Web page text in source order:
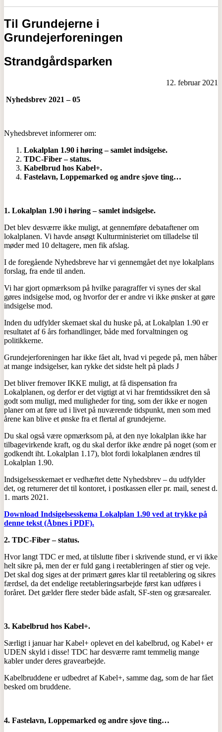
Til Grundejerne i
Grundejerforeningen
Strandgårdsparken
12. februar 2021
Nyhedsbrev 2021 – 05
Nyhedsbrevet informerer om:
Lokalplan 1.90 i høring – samlet indsigelse.
TDC-Fiber – status.
Kabelbrud hos Kabel+.
Fastelavn, Loppemarked og andre sjove ting…
1. Lokalplan 1.90 i høring – samlet indsigelse.
Det blev desværre ikke muligt, at gennemføre debataftener om
lokalplanen. Vi havde ansøgt Kulturministeriet om tilladelse til
møder med 10 deltagere, men fik afslag.
I de foregående Nyhedsbreve har vi gennemgået det nye lokalplans
forslag, fra ende til anden.
Vi har gjort opmærksom på hvilke paragraffer vi synes der skal
gøres indsigelse mod, og hvorfor der er andre vi ikke ønsker at gøre
indsigelse mod.
Inden du udfylder skemaet skal du huske på, at Lokalplan 1.90 er
resultatet af 6 års forhandlinger, både med forvaltningen og
politikkerne.
Grundejerforeningen har ikke fået alt, hvad vi pegede på, men håber
at mange indsigelser, kan rykke det sidste helt på plads J
Det bliver fremover IKKE muligt, at få dispensation fra
Lokalplanen, og derfor er det vigtigt at vi har fremtidssikret den så
godt som muligt, med muligheder for ting, som der ikke er nogen
planer om at føre ud i livet på nuværende tidspunkt, men som med
årene kan blive et ønske fra et flertal af grundejerne.
Du skal også være opmærksom på, at den nye lokalplan ikke har
tilbagevirkende kraft, og du skal derfor ikke ændre på noget (som er
godkendt iht. Lokalplan 1.17), blot fordi lokalplanen ændres til
Lokalplan 1.90.
Indsigelsesskemaet er vedhæftet dette Nyhedsbrev – du udfylder
det, og returnerer det til kontoret, i postkassen eller pr. mail, senest d.
1. marts 2021.
Download Indsigelsesskema Lokalplan 1.90 ved at trykke på
denne tekst (Åbnes i PDF).
2. TDC-Fiber – status.
Hvor langt TDC er med, at tilslutte fiber i skrivende stund, er vi ikke
helt sikre på, men der er fuld gang i reetableringen af stier og veje.
Det skal dog siges at der primært gøres klar til reetablering og sikres
færdsel, da det endelige reetableringsarbejde først kan udføres i
foråret. Det gælder flere steder både asfalt, SF-sten og græsarealer.
3. Kabelbrud hos Kabel+.
Særligt i januar har Kabel+ oplevet en del kabelbrud, og Kabel+ er
UDEN skyld i disse! TDC har desværre ramt temmelig mange
kabler under deres gravearbejde.
Kabelbruddene er udbedret af Kabel+, samme dag, som de har fået
besked om bruddene.
4. Fastelavn, Loppemarked og andre sjove ting…